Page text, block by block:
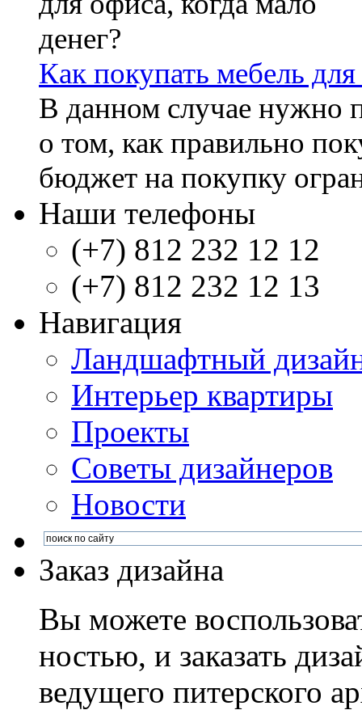
Как покупать мебель
В данном случае нужно
о том, как правильно
бюджет на покупку
Наши телефоны
(+7) 812 232 12 12
(+7) 812 232 12 13
Навигация
Ландшафтный
Интерьер квартиры
Проекты
Советы дизайнеров
Новости
Заказ дизайна
Вы можете
ностью, и заказать
ведущего питерского